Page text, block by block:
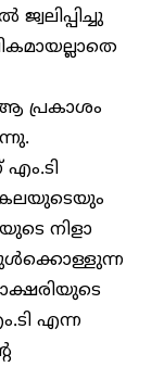
പ്രകാശം
കലയുടെയും
നിളാ
എന്ന